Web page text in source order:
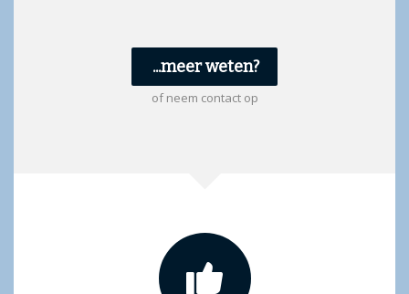
...meer weten?
of neem contact op